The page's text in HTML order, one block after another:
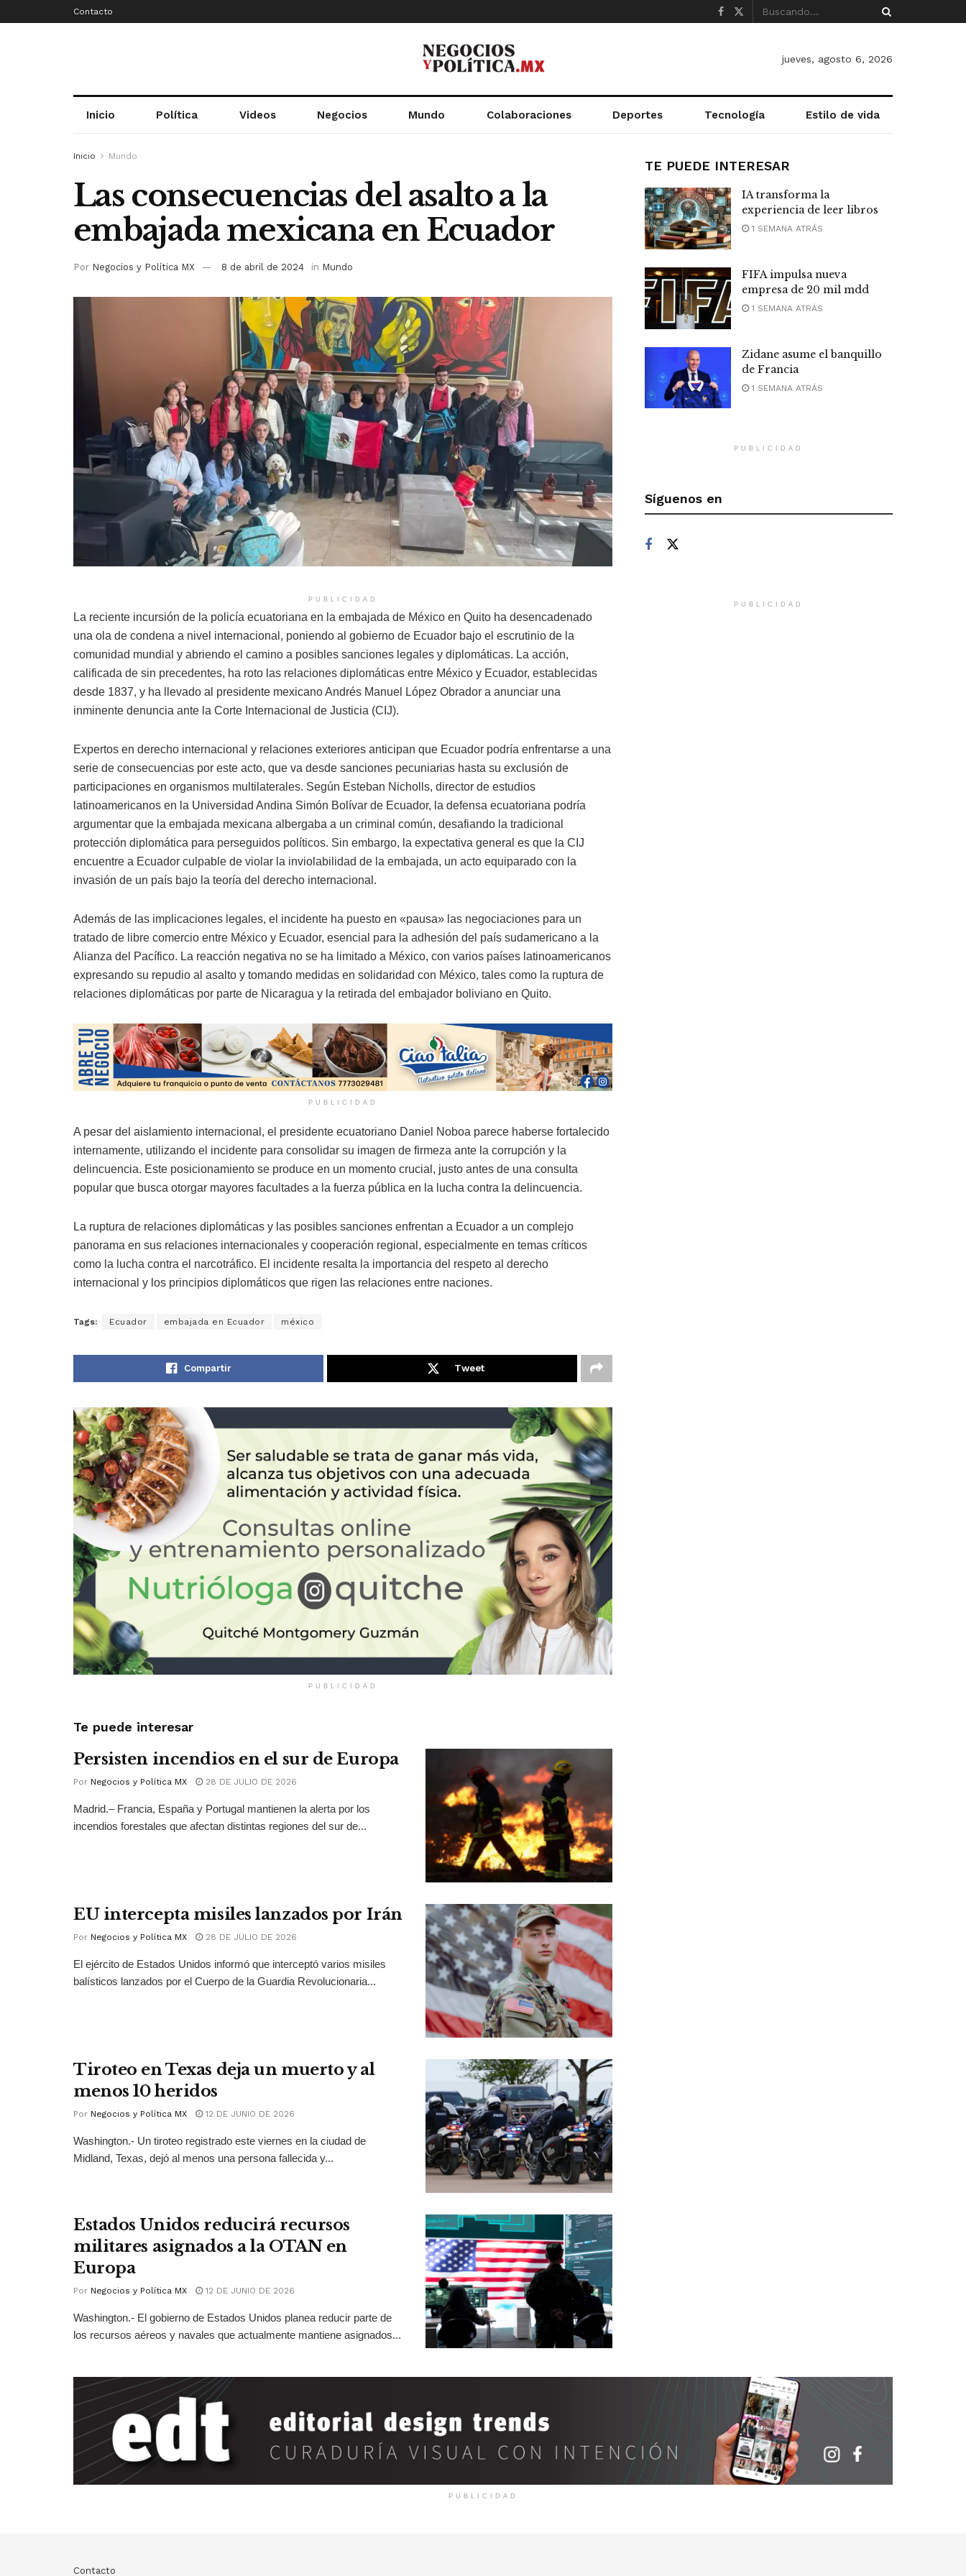
Contacto
jueves, agosto 6, 2026
Inicio Política Videos Negocios Mundo Colaboraciones Deportes Tecnología Estilo de vida
Inicio Mundo
Las consecuencias del asalto a la
embajada mexicana en Ecuador
Por Negocios y Política MX 8 de abril de 2024 in Mundo
PUBLICIDAD
La reciente incursión de la policía ecuatoriana en la embajada de México en Quito ha desencadenado
una ola de condena a nivel internacional, poniendo al gobierno de Ecuador bajo el escrutinio de la
comunidad mundial y abriendo el camino a posibles sanciones legales y diplomáticas. La acción,
calificada de sin precedentes, ha roto las relaciones diplomáticas entre México y Ecuador, establecidas
desde 1837, y ha llevado al presidente mexicano Andrés Manuel López Obrador a anunciar una
inminente denuncia ante la Corte Internacional de Justicia (CIJ).
Expertos en derecho internacional y relaciones exteriores anticipan que Ecuador podría enfrentarse a una
serie de consecuencias por este acto, que va desde sanciones pecuniarias hasta su exclusión de
participaciones en organismos multilaterales. Según Esteban Nicholls, director de estudios
latinoamericanos en la Universidad Andina Simón Bolívar de Ecuador, la defensa ecuatoriana podría
argumentar que la embajada mexicana albergaba a un criminal común, desafiando la tradicional
protección diplomática para perseguidos políticos. Sin embargo, la expectativa general es que la CIJ
encuentre a Ecuador culpable de violar la inviolabilidad de la embajada, un acto equiparado con la
invasión de un país bajo la teoría del derecho internacional.
Además de las implicaciones legales, el incidente ha puesto en «pausa» las negociaciones para un
tratado de libre comercio entre México y Ecuador, esencial para la adhesión del país sudamericano a la
Alianza del Pacífico. La reacción negativa no se ha limitado a México, con varios países latinoamericanos
expresando su repudio al asalto y tomando medidas en solidaridad con México, tales como la ruptura de
relaciones diplomáticas por parte de Nicaragua y la retirada del embajador boliviano en Quito.
PUBLICIDAD
A pesar del aislamiento internacional, el presidente ecuatoriano Daniel Noboa parece haberse fortalecido
internamente, utilizando el incidente para consolidar su imagen de firmeza ante la corrupción y la
delincuencia. Este posicionamiento se produce en un momento crucial, justo antes de una consulta
popular que busca otorgar mayores facultades a la fuerza pública en la lucha contra la delincuencia.
La ruptura de relaciones diplomáticas y las posibles sanciones enfrentan a Ecuador a un complejo
panorama en sus relaciones internacionales y cooperación regional, especialmente en temas críticos
como la lucha contra el narcotráfico. El incidente resalta la importancia del respeto al derecho
internacional y los principios diplomáticos que rigen las relaciones entre naciones.
Tags: Ecuador embajada en Ecuador méxico
Compartir Tweet
PUBLICIDAD
Te puede interesar
Persisten incendios en el sur de Europa
Por Negocios y Política MX 28 DE JULIO DE 2026
Madrid.– Francia, España y Portugal mantienen la alerta por los
incendios forestales que afectan distintas regiones del sur de...
EU intercepta misiles lanzados por Irán
Por Negocios y Política MX 28 DE JULIO DE 2026
El ejército de Estados Unidos informó que interceptó varios misiles
balísticos lanzados por el Cuerpo de la Guardia Revolucionaria...
Tiroteo en Texas deja un muerto y al
menos 10 heridos
Por Negocios y Política MX 12 DE JUNIO DE 2026
Washington.- Un tiroteo registrado este viernes en la ciudad de
Midland, Texas, dejó al menos una persona fallecida y...
Estados Unidos reducirá recursos
militares asignados a la OTAN en
Europa
Por Negocios y Política MX 12 DE JUNIO DE 2026
Washington.- El gobierno de Estados Unidos planea reducir parte de
los recursos aéreos y navales que actualmente mantiene asignados...
TE PUEDE INTERESAR
IA transforma la
experiencia de leer libros
1 SEMANA ATRÁS
FIFA impulsa nueva
empresa de 20 mil mdd
1 SEMANA ATRÁS
Zidane asume el banquillo
de Francia
1 SEMANA ATRÁS
PUBLICIDAD
Síguenos en
PUBLICIDAD
PUBLICIDAD
Contacto